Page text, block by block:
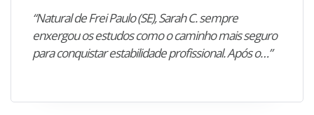
“Natural de Frei Paulo (SE), Sarah C. sempre
enxergou os estudos como o caminho mais seguro
para conquistar estabilidade profissional. Após o…”